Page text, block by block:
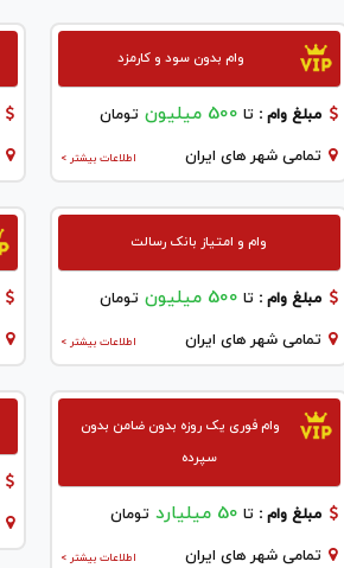
وام بدون سود و کارمزد
مبلغ وام : تا 500 میلیون تومان
اطلاعات بیشتر > تمامی شهر های ایران
وام و امتیاز بانک رسالت
مبلغ وام : تا 500 میلیون تومان
اطلاعات بیشتر > تمامی شهر های ایران
وام فوری یک روزه بدون ضامن بدون
سپرده
مبلغ وام : تا 50 میلیارد تومان
اطلاعات بیشتر > تمامی شهر های ایران